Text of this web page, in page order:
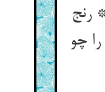
رنج
چو